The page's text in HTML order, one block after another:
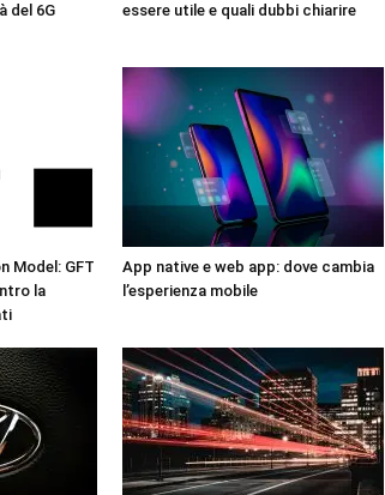
del 6G
essere utile e quali dubbi chiarire
Model: GFT
la
App native e web app: dove cambia
l’esperienza mobile